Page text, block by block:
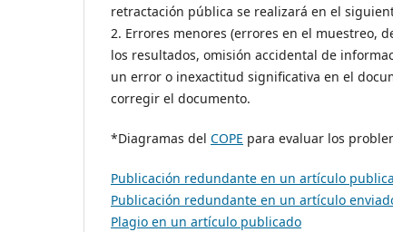
retractación pública se realizará en el
2. Errores menores (errores en el muestreo,
los resultados, omisión accidental de
un error o inexactitud significativa en el
corregir el documento.
*Diagramas del COPE para evaluar los
Publicación redundante en un artículo
Publicación redundante en un artículo
Plagio en un artículo publicado